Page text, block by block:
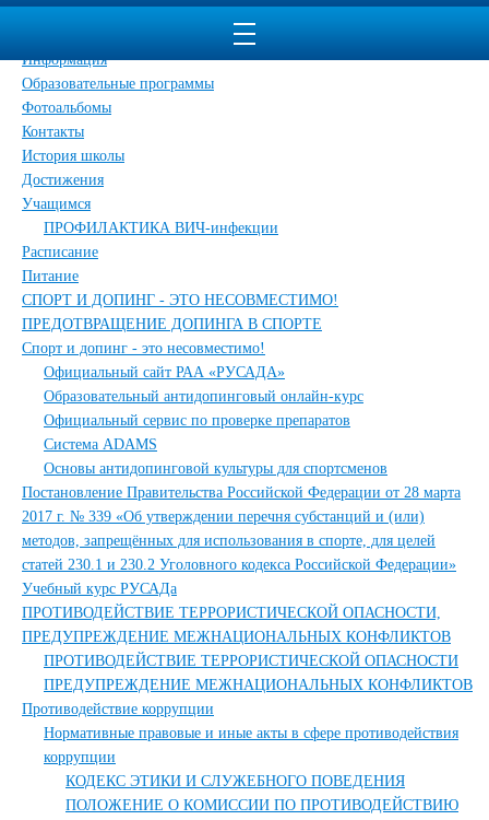
Дополнительные сведения
Информация
Образовательные программы
Фотоальбомы
Контакты
История школы
Достижения
Учащимся
ПРОФИЛАКТИКА ВИЧ-инфекции
Расписание
Питание
СПОРТ И ДОПИНГ - ЭТО НЕСОВМЕСТИМО!
ПРЕДОТВРАЩЕНИЕ ДОПИНГА В СПОРТЕ
Спорт и допинг - это несовместимо!
Официальный сайт РАА «РУСАДА»
Образовательный антидопинговый онлайн-курс
Официальный сервис по проверке препаратов
Система ADAMS
Основы антидопинговой культуры для спортсменов
Постановление Правительства Российской Федерации от 28 марта
2017 г. № 339 «Об утверждении перечня субстанций и (или)
методов, запрещённых для использования в спорте, для целей
статей 230.1 и 230.2 Уголовного кодекса Российской Федерации»
Учебный курс РУСАДа
ПРОТИВОДЕЙСТВИЕ ТЕРРОРИСТИЧЕСКОЙ ОПАСНОСТИ,
ПРЕДУПРЕЖДЕНИЕ МЕЖНАЦИОНАЛЬНЫХ КОНФЛИКТОВ
ПРОТИВОДЕЙСТВИЕ ТЕРРОРИСТИЧЕСКОЙ ОПАСНОСТИ
ПРЕДУПРЕЖДЕНИЕ МЕЖНАЦИОНАЛЬНЫХ КОНФЛИКТОВ
Противодействие коррупции
Нормативные правовые и иные акты в сфере противодействия
коррупции
КОДЕКС ЭТИКИ И СЛУЖЕБНОГО ПОВЕДЕНИЯ
ПОЛОЖЕНИЕ О КОМИССИИ ПО ПРОТИВОДЕЙСТВИЮ